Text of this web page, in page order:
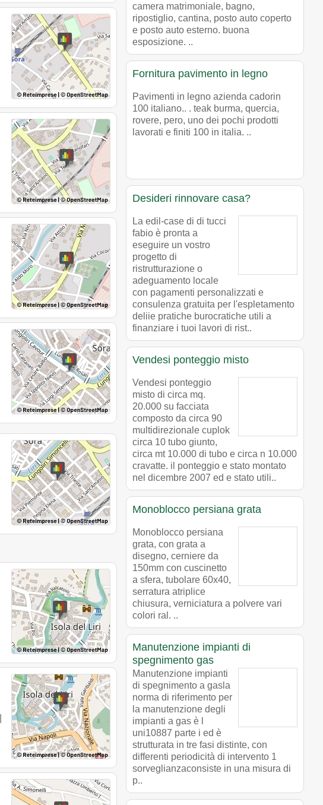
camera matrimoniale, bagno,
ripostiglio, cantina, posto auto coperto
e posto auto esterno. buona
esposizione. ..
Fornitura pavimento in legno
Pavimenti in legno azienda cadorin
100 italiano.. . teak burma, quercia,
rovere, pero, uno dei pochi prodotti
lavorati e finiti 100 in italia. ..
Desideri rinnovare casa?
La edil-case di di tucci
fabio è pronta a
eseguire un vostro
progetto di
ristrutturazione o
adeguamento locale
con pagamenti personalizzati e
consulenza gratuita per l'espletamento
deliie pratiche burocratiche utili a
finanziare i tuoi lavori di rist..
Vendesi ponteggio misto
Vendesi ponteggio
misto di circa mq.
20.000 su facciata
composto da circa 90
multidirezionale cuplok
circa 10 tubo giunto,
circa mt 10.000 di tubo e circa n 10.000
cravatte. il ponteggio e stato montato
nel dicembre 2007 ed e stato utili..
Monoblocco persiana grata
Monoblocco persiana
grata, con grata a
disegno, cerniere da
150mm con cuscinetto
a sfera, tubolare 60x40,
serratura atriplice
chiusura, verniciatura a polvere vari
colori ral. ..
Manutenzione impianti di
spegnimento gas
Manutenzione impianti
di spegnimento a gasla
norma di riferimento per
la manutenzione degli
impianti a gas è l
uni10887 parte i ed è
strutturata in tre fasi distinte, con
differenti periodicità di intervento 1
sorveglianzaconsiste in una misura di
p..